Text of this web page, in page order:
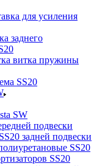
для усиления
заднего
витка пружины
SS20
SW
подвески
задней подвески
SS20
SS20